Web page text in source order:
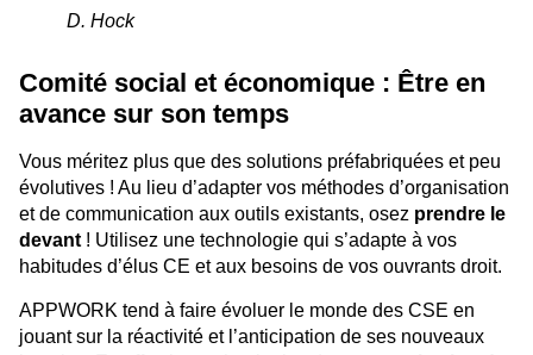
D. Hock
Comité social et économique : Être en
avance sur son temps
Vous méritez plus que des solutions préfabriquées et peu
évolutives ! Au lieu d’adapter vos méthodes d’organisation
et de communication aux outils existants, osez prendre le
devant ! Utilisez une technologie qui s’adapte à vos
habitudes d’élus CE et aux besoins de vos ouvrants droit.
APPWORK tend à faire évoluer le monde des CSE en
jouant sur la réactivité et l’anticipation de ses nouveaux